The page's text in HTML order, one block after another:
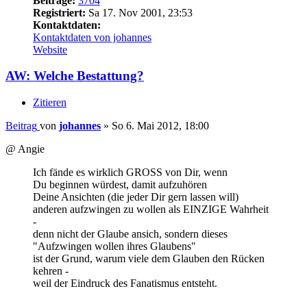
Registriert: Sa 17. Nov 2001, 23:53
Kontaktdaten:
Kontaktdaten von johannes
Website
AW: Welche Bestattung?
Zitieren
Beitrag von johannes » So 6. Mai 2012, 18:00
@ Angie
Ich fände es wirklich GROSS von Dir, wenn
Du beginnen würdest, damit aufzuhören
Deine Ansichten (die jeder Dir gern lassen will)
anderen aufzwingen zu wollen als EINZIGE Wahrheit
-
denn nicht der Glaube ansich, sondern dieses
"Aufzwingen wollen ihres Glaubens"
ist der Grund, warum viele dem Glauben den Rücken
kehren -
weil der Eindruck des Fanatismus entsteht.